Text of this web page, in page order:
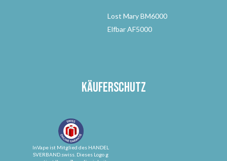
Lost Mary BM6000
Elfbar AF5000
Käuferschutz
InVape ist Mitglied des HANDEL
SVERBAND.swiss. Dieses Logo g